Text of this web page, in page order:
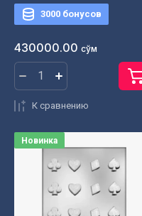
3000 бонусов
430000.00 сўм
К сравнению
Новинка